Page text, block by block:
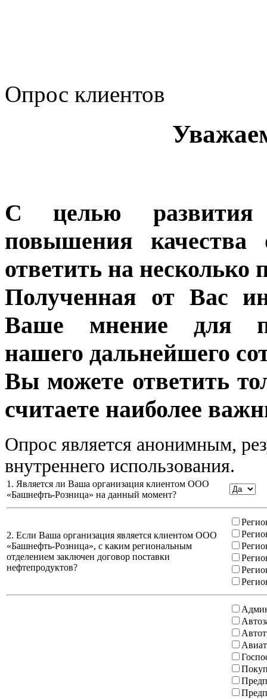
Опрос клиентов
С целью развития
повышения качества
ответить на несколько
Полученная от Вас
Ваше мнение для
нашего дальнейшего
Вы можете ответить
считаете наиболее
Опрос является анонимным,
внутреннего использования.
1. Является ли Ваша организация клиентом ООО
«Башнефть-Розница» на данный момент?
2. Если Ваша организация является клиентом ООО
«Башнефть-Розница», с каким региональным
отделением заключен договор поставки
нефтепродуктов?